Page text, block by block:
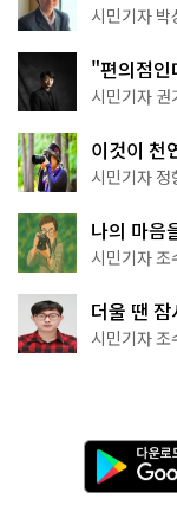
서울둘레
시민기자 박
"편의점인
한 편의점
시민기자 권
이것이 천
나볼까
시민기자 정
나의 마음
상작 공개!
시민기자 조
더울 땐
·무더위쉼
시민기자 조